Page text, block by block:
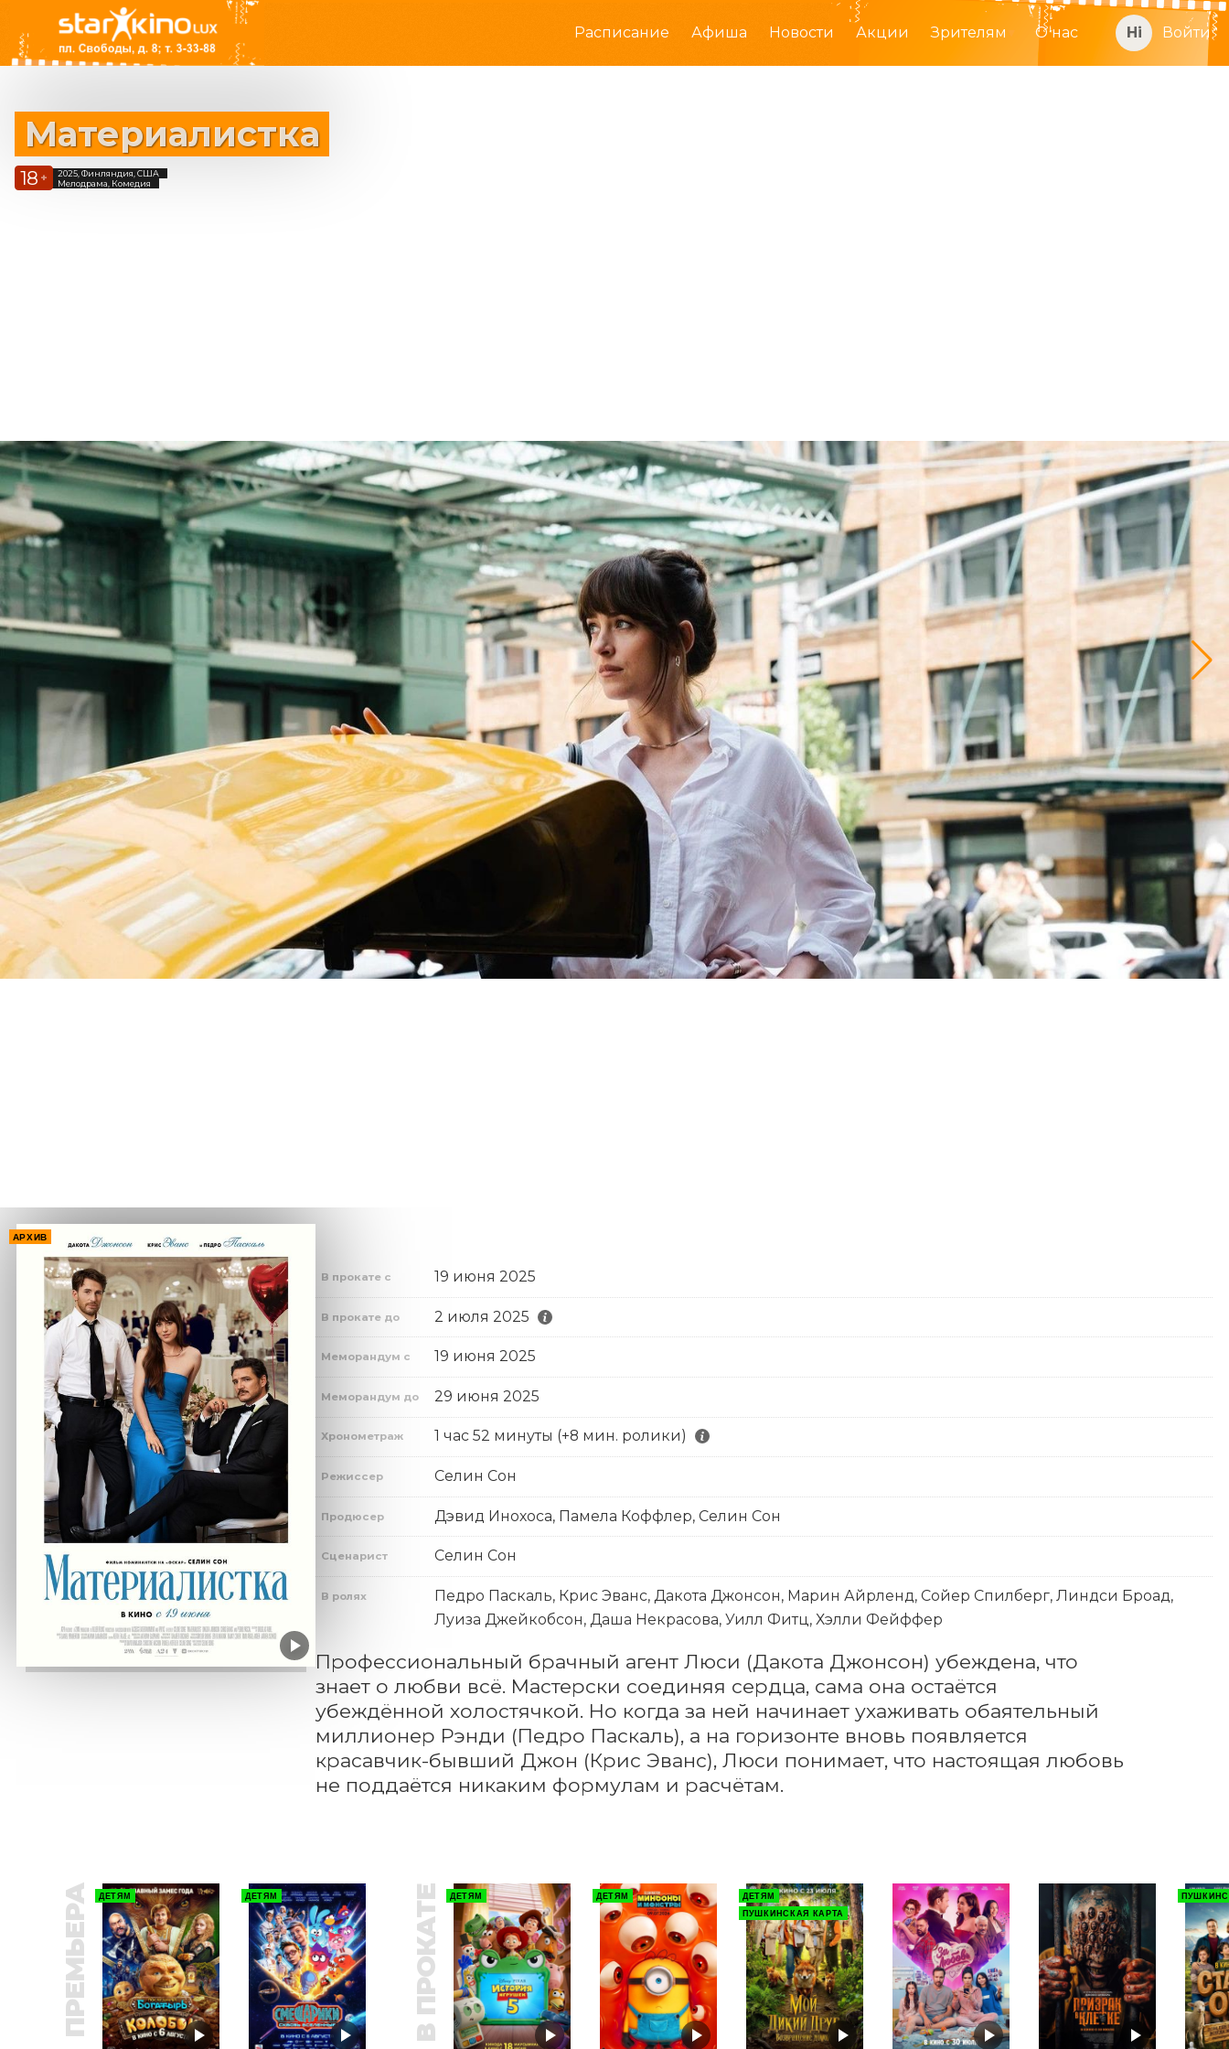
Расписание Афиша Новости Акции Зрителям О нас Войти
Материалистка
18 +
2025, Финляндия, США
Мелодрама, Комедия
АРХИВ
В прокате с 19 июня 2025
В прокате до 2 июля 2025
Меморандум с 19 июня 2025
Меморандум до 29 июня 2025
Хронометраж 1 час 52 минуты (+8 мин. ролики)
Режиссер Селин Сон
Продюсер Дэвид Инохоса, Памела Коффлер, Селин Сон
Сценарист Селин Сон
В ролях
Педро Паскаль, Крис Эванс, Дакота Джонсон, Марин Айрленд, Сойер Спилберг, Линдси Броад,
Луиза Джейкобсон, Даша Некрасова, Уилл Фитц, Хэлли Фейффер
Профессиональный брачный агент Люси (Дакота Джонсон) убеждена, что
знает о любви всё. Мастерски соединяя сердца, сама она остаётся
убеждённой холостячкой. Но когда за ней начинает ухаживать обаятельный
миллионер Рэнди (Педро Паскаль), а на горизонте вновь появляется
красавчик-бывший Джон (Крис Эванс), Люси понимает, что настоящая любовь
не поддаётся никаким формулам и расчётам.
ПРЕМЬЕРА ДЕТЯМ ДЕТЯМ В ПРОКАТЕ ДЕТЯМ ДЕТЯМ
ДЕТЯМ
ПУШКИНСКАЯ КАРТА